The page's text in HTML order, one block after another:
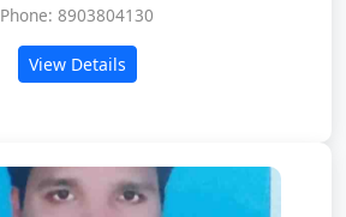
Phone: 8903804130
View Details